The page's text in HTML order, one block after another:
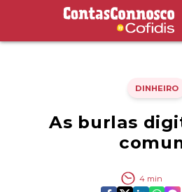
Contas Connosco by Cofidis
DINHEIRO
As burlas
4 min